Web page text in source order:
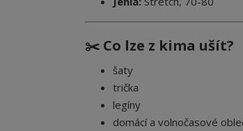
✂️ Co lze z kima ušít?
šaty
trička
legíny
domácí a volnočasové